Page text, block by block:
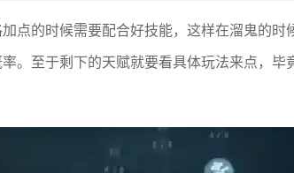
点的时候需要配合好技能，这样在溜鬼的时
。至于剩下的天赋就要看具体玩法来点，